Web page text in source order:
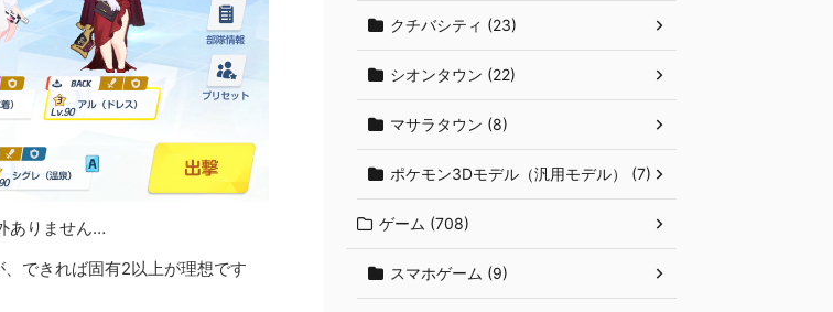
ありません…
できれば固有2以上が理想です
クチバシティ (23)
シオンタウン (22)
マサラタウン (8)
ポケモン3Dモデル（汎用モデル） (7)
ゲーム (708)
スマホゲーム (9)